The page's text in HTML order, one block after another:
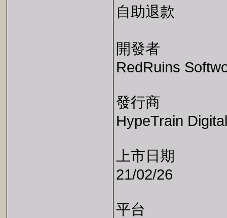
自助退款
開發者
RedRuins
發行商
HypeTrain Digital
上市日期
21/02/26
平台